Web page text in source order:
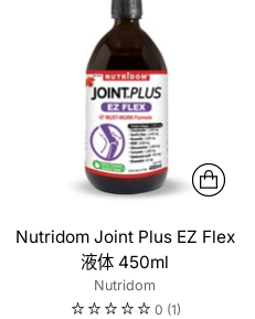
Nutridom Joint Plus EZ Flex
液体 450ml
Nutridom
0 (1)